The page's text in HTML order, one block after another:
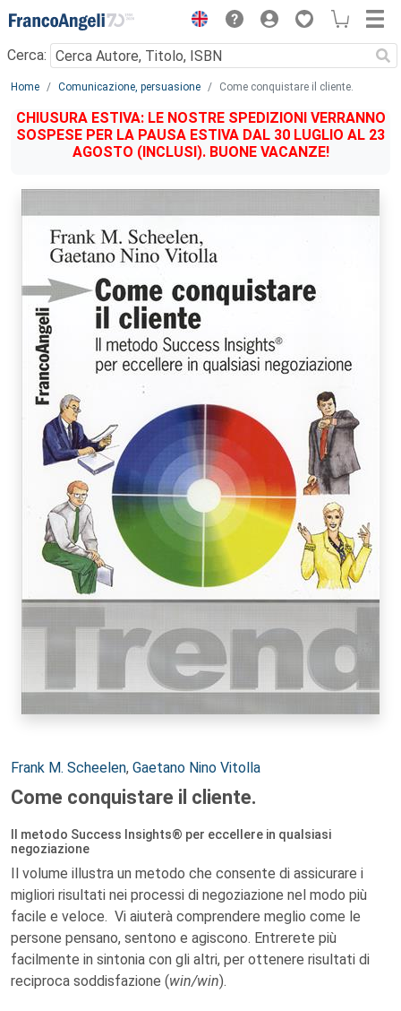
Menu
Cerca:
Main content
Home Comunicazione, persuasione Come conquistare il cliente.
CHIUSURA ESTIVA: LE NOSTRE SPEDIZIONI VERRANNO
SOSPESE PER LA PAUSA ESTIVA DAL 30 LUGLIO AL 23
AGOSTO (INCLUSI). BUONE VACANZE!
Autori:
Frank M. Scheelen, Gaetano Nino Vitolla
Come conquistare il cliente.
Il metodo Success Insights® per eccellere in qualsiasi
negoziazione
Il volume illustra un metodo che consente di assicurare i
migliori risultati nei processi di negoziazione nel modo più
facile e veloce. Vi aiuterà comprendere meglio come le
persone pensano, sentono e agiscono. Entrerete più
facilmente in sintonia con gli altri, per ottenere risultati di
reciproca soddisfazione (win/win).